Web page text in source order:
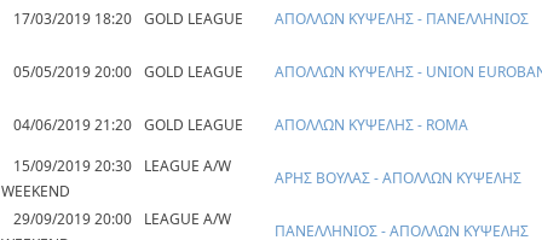
17/03/2019 18:20 GOLD LEAGUE ΑΠΟΛΛΩΝ ΚΥΨΕΛΗΣ - ΠΑΝΕΛΛΗΝΙΟΣ
05/05/2019 20:00 GOLD LEAGUE ΑΠΟΛΛΩΝ ΚΥΨΕΛΗΣ - UNION
04/06/2019 21:20 GOLD LEAGUE
ΑΠΟΛΛΩΝ ΚΥΨΕΛΗΣ - ROMA
15/09/2019 20:30
LEAGUE A/W
WEEKEND
ΑΡΗΣ ΒΟΥΛΑΣ - ΑΠΟΛΛΩΝ ΚΥΨΕΛΗΣ
29/09/2019 20:00
LEAGUE A/W
ΠΑΝΕΛΛΗΝΙΟΣ - ΑΠΟΛΛΩΝ ΚΥΨΕΛΗΣ